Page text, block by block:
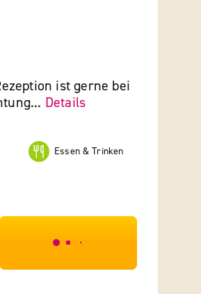
ist gerne bei
Details
Essen & Trinken
***************